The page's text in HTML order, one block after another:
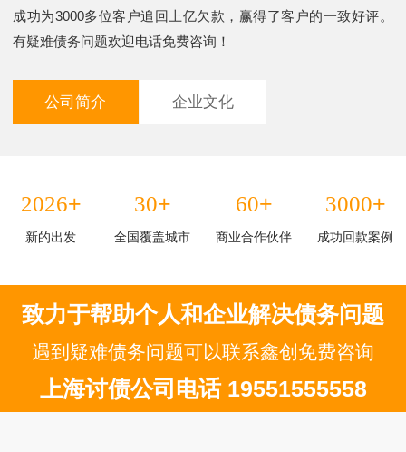
成功为3000多位客户追回上亿欠款，赢得了客户的一致好评。
有疑难债务问题欢迎电话免费咨询！
公司简介 企业文化
2026+
新的出发
30+
全国覆盖城市
60+
商业合作伙伴
3000+
成功回款案例
致力于帮助个人和企业解决债务问题
遇到疑难债务问题可以联系鑫创免费咨询
上海讨债公司电话 19551555558